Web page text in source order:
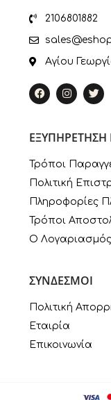
2106801882
Αγίου
Τρόποι
Πολιτική
Πληροφορίες
Τρόποι
Ο
ΣΥΝΔΕΣΜΟΙ
Πολιτική
Εταιρία
Επικοινωνία